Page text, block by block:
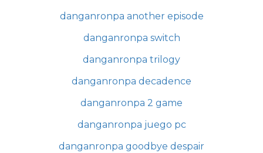
danganronpa another episode
danganronpa switch
danganronpa trilogy
danganronpa decadence
danganronpa 2 game
danganronpa juego pc
danganronpa goodbye despair